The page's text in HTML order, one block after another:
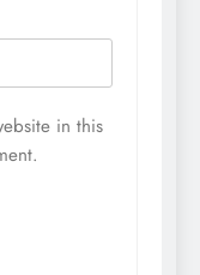
in this